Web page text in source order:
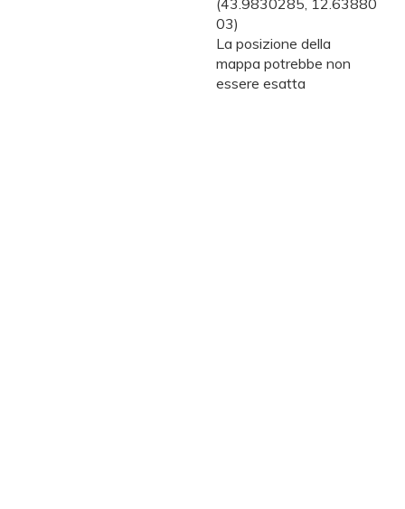
(43.9830285, 12.63880
03)
La posizione della
mappa potrebbe non
essere esatta